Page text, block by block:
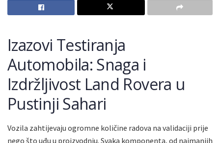
Izazovi Testiranja
Automobila: Snaga i
Izdržljivost Land Rovera u
Pustinji Sahari
Vozila zahtijevaju ogromne količine radova na validaciji prije
nego što uđu u proizvodnju. Svaka komponenta, od najmanjih